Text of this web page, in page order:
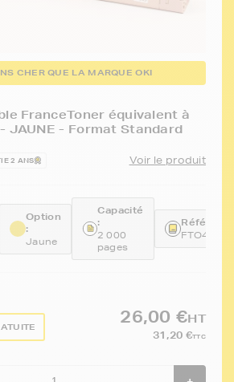
CHER QUE LA MARQUE OKI
FranceToner équivalent à
JAUNE - Format Standard
2 ANS Voir le produit
Option
:
Jaune
Capacité
:
2 000
pages
26,00 €HT
31,20 €TTC